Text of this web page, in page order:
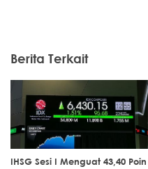
Berita Terkait
IHSG Sesi I Menguat 43,40 Poin